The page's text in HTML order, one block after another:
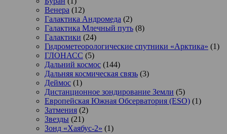
Венера (12)
Галактика Андромеда (2)
Галактика Млечный путь (8)
Галактики (24)
Гидрометеорологические спутники «Арктика» (1)
ГЛОНАСС (5)
Дальний космос (144)
Дальняя космическая связь (3)
Деймос (1)
Дистанционное зондирование Земли (5)
Европейская Южная Обсерватория (ESO) (1)
Затмения (2)
Звезды (21)
Зонд «Хаябус-2» (1)